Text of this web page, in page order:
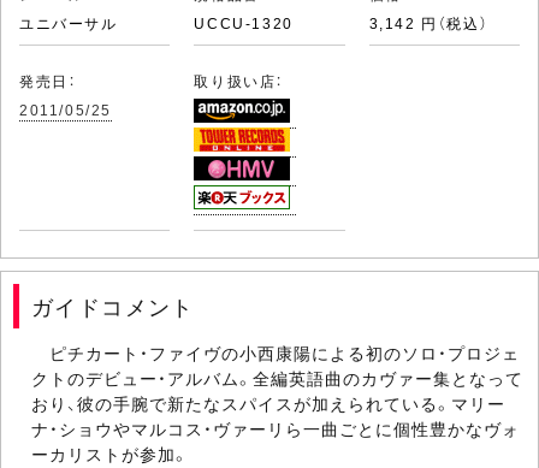
ユニバーサル
UCCU-1320
3,142 円（税込）
発売日：
2011/05/25
取り扱い店：
ガイドコメント
ピチカート・ファイヴの小西康陽による初のソロ・プロジェ
クトのデビュー・アルバム。全編英語曲のカヴァー集となって
おり、彼の手腕で新たなスパイスが加えられている。マリー
ナ・ショウやマルコス・ヴァーリら一曲ごとに個性豊かなヴォ
ーカリストが参加。